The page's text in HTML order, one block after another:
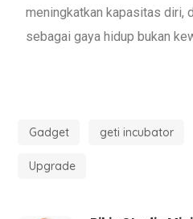
meningkatkan kapasitas diri,
sebagai gaya hidup bukan
Gadget geti incubator
Upgrade